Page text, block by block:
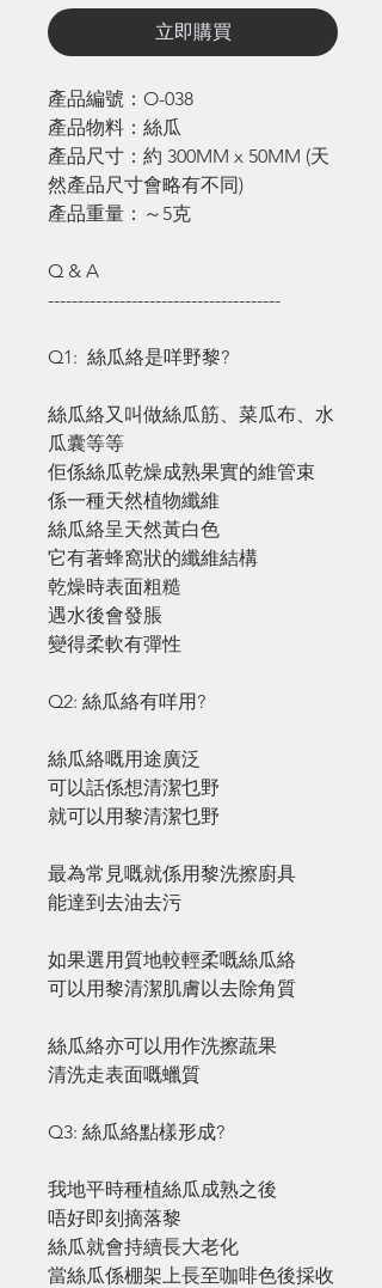
立即購買
產品編號：O-038
產品物料：絲瓜
產品尺寸：約 300MM x 50MM (天
然產品尺寸會略有不同)
產品重量：～5克
Q & A
---------------------------------------
Q1: 絲瓜絡是咩野黎?
絲瓜絡又叫做絲瓜筋、菜瓜布、水
瓜囊等等
佢係絲瓜乾燥成熟果實的維管束
係一種天然植物纖維
絲瓜絡呈天然黃白色
它有著蜂窩狀的纖維結構
乾燥時表面粗糙
遇水後會發脹
變得柔軟有彈性
Q2: 絲瓜絡有咩用?
絲瓜絡嘅用途廣泛
可以話係想清潔乜野
就可以用黎清潔乜野
最為常見嘅就係用黎洗擦廚具
能達到去油去污
如果選用質地較輕柔嘅絲瓜絡
可以用黎清潔肌膚以去除角質
絲瓜絡亦可以用作洗擦蔬果
清洗走表面嘅蠟質
Q3: 絲瓜絡點樣形成?
我地平時種植絲瓜成熟之後
唔好即刻摘落黎
絲瓜就會持續長大老化
當絲瓜係棚架上長至咖啡色後採收